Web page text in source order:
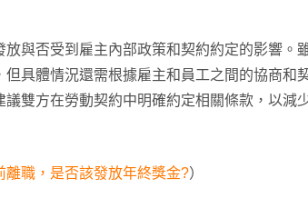
與否受到雇主內部政策和契約約定的影響。
但具體情況還需根據雇主和員工之間的協商和
議雙方在勞動契約中明確約定相關條款，以減
離職，是否該發放年終獎金?）